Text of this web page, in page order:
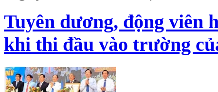
Tuyên dương, động viên
khi thi đầu vào trường